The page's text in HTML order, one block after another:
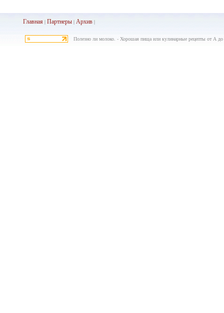
Главная |Партнеры |Архив |
Полезно ли молоко. - Хорошая пища или кулинарные рецепты от А